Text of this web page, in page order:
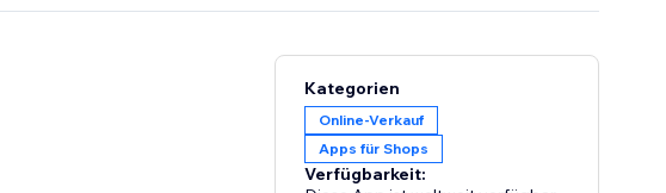
Kategorien
Online-Verkauf
Apps für Shops
Verfügbarkeit: